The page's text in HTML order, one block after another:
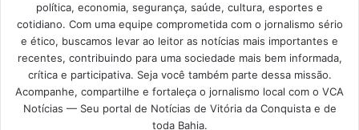
política, economia, segurança, saúde, cultura, esportes e
cotidiano. Com uma equipe comprometida com o jornalismo sério
e ético, buscamos levar ao leitor as notícias mais importantes e
recentes, contribuindo para uma sociedade mais bem informada,
crítica e participativa. Seja você também parte dessa missão.
Acompanhe, compartilhe e fortaleça o jornalismo local com o VCA
Notícias — Seu portal de Notícias de Vitória da Conquista e de
toda Bahia.